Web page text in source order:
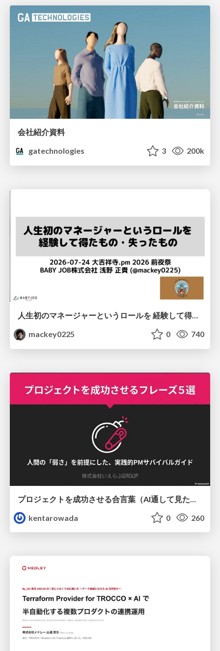
会社紹介資料
gatechnologies
3 200k
人生初のマネージャーというロールを 経験して得たもの・失ったもの / Reflections on My First Manager Role
mackey0225
0 740
kentarowada
0 260